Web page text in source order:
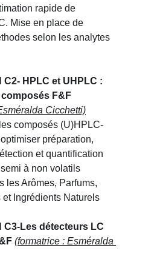
rapide de
Mise en place de
selon les analytes
C2- HPLC et UHPLC :
F&F
Cicchetti)
composés (U)HPLC-
préparation,
et quantification
à non volatils
les Arômes, Parfums,
Ingrédients Naturels
C3-Les détecteurs LC
(formatrice : Esméralda